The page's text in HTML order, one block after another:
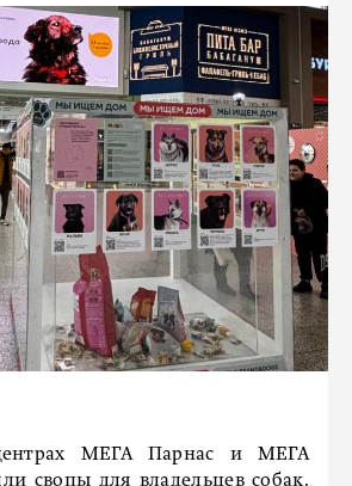
МЕГА Парнас и МЕГА
свопы для владельцев собак.